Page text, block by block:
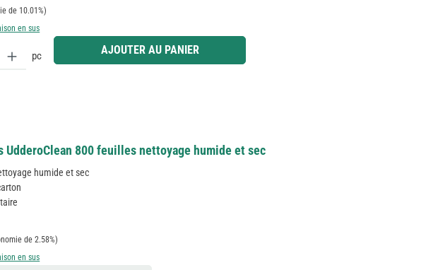
:
de 10.01%)
en sus
: Entrez la quantité souhaitée ou utilisez les boutons pour augmenter ou diminuer la quantité.
pc AJOUTER AU PANIER
UdderoClean 800 feuilles nettoyage humide et sec
humide et sec
:
de 2.58%)
en sus